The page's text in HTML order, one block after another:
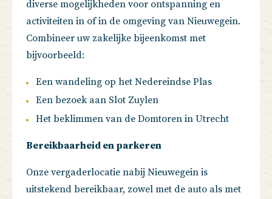
diverse mogelijkheden voor ontspanning en
activiteiten in of in de omgeving van Nieuwegein.
Combineer uw zakelijke bijeenkomst met
bijvoorbeeld:
Een wandeling op het Nedereindse Plas
Een bezoek aan Slot Zuylen
Het beklimmen van de Domtoren in Utrecht
Bereikbaarheid en parkeren
Onze vergaderlocatie nabij Nieuwegein is
uitstekend bereikbaar, zowel met de auto als met